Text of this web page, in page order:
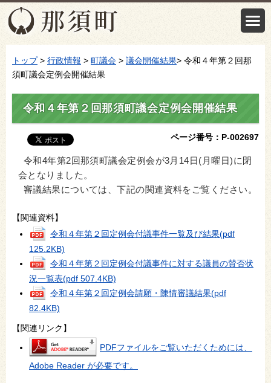
トップ> 行政情報 > 町議会 > 議会開催結果> 令和４年第２回那
須町議会定例会開催結果
令和４年第２回那須町議会定例会開催結果
ページ番号：P-002697
令和4年第2回那須町議会定例会が3月14日(月曜日)に閉
会となりました。
審議結果については、下記の関連資料をご覧ください。
【関連資料】
令和４年第２回定例会付議事件一覧及び結果(pdf
125.2KB)
令和４年第２回定例会付議事件に対する議員の賛否状
況一覧表(pdf 507.4KB)
令和４年第２回定例会請願・陳情審議結果(pdf
82.4KB)
【関連リンク】
PDFファイルをご覧いただくためには、
Adobe Reader が必要です。